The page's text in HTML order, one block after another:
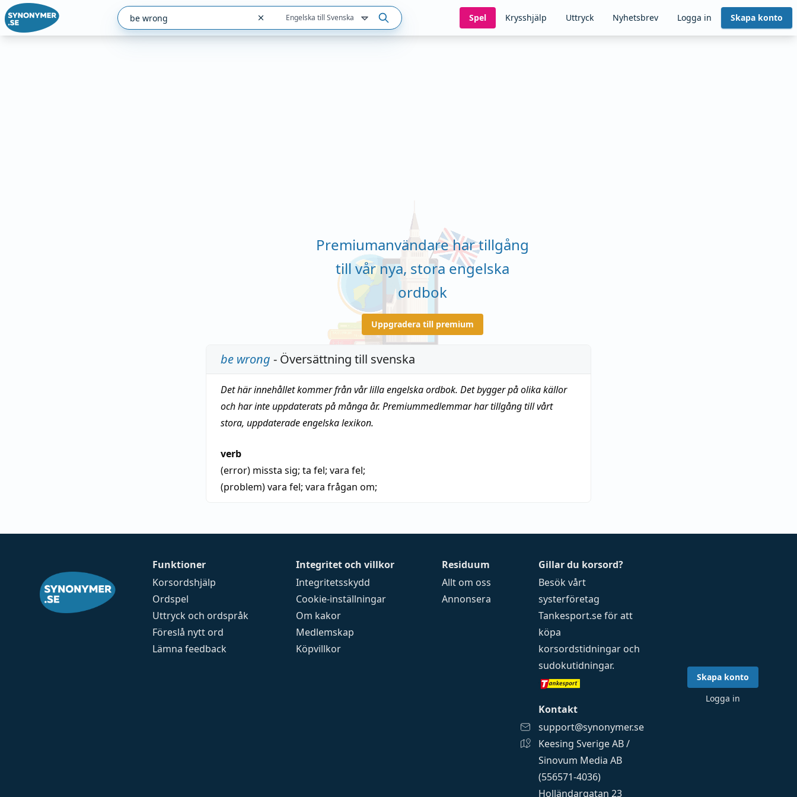
Engelska till Svenska Spel Krysshjälp Uttryck Nyhetsbrev Logga in Skapa konto
Premiumanvändare har tillgång
till vår nya, stora engelska
ordbok
Uppgradera till premium
be wrong - Översättning till svenska
Det här innehållet kommer från vår lilla engelska ordbok. Det bygger på olika källor
och har inte uppdaterats på många år. Premiummedlemmar har tillgång till vårt
stora, uppdaterade engelska lexikon.
verb
(error) missta sig; ta fel; vara fel;
(problem)vara fel; vara frågan om;
Funktioner
Korsordshjälp
Ordspel
Uttryck och ordspråk
Föreslå nytt ord
Lämna feedback
Integritet och villkor
Integritetsskydd
Cookie-inställningar
Om kakor
Medlemskap
Köpvillkor
Residuum
Allt om oss
Annonsera
Gillar du korsord?
Besök vårt
systerföretag
Tankesport.seför att
köpa
korsordstidningar och
sudokutidningar.
Kontakt
support@synonymer.se
Keesing Sverige AB /
Sinovum Media AB
(556571-4036)
Holländargatan 23
Skapa konto
Logga in